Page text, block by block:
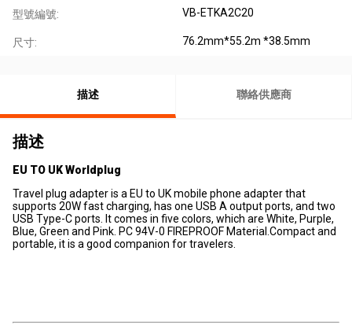
型號編號: VB-ETKA2C20
尺寸: 76.2mm*55.2m *38.5mm
描述 聯絡供應商
描述
EU TO UK Worldplug
Travel plug adapter is a EU to UK mobile phone adapter that
supports 20W fast charging, has one USB A output ports, and two
USB Type-C ports. It comes in five colors, which are White, Purple,
Blue, Green and Pink. PC 94V-0 FIREPROOF Material.Compact and
portable, it is a good companion for travelers.